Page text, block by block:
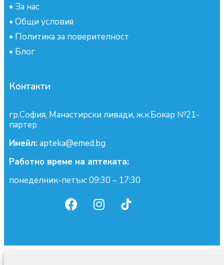
• За нас
• Общи условия
• Политика за поверителност
• Блог
Контакти
гр.София, Манастирски ливади, ж.к.Бокар №21-
партер
Имейл:apteka@emed.bg
Работно време на аптеката:
понеделник-петък: 09:30 – 17:30